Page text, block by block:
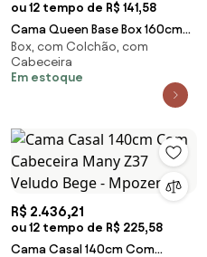
ou 12 tempo de R$ 141,58
Cama Queen Base Box 160cm
Many Z37 Sintético Caramelo -
Mpozenato
Box, com Colchão, com
Cabeceira
Em estoque
R$ 2.436,21
ou 12 tempo de R$ 225,58
Cama Casal 140cm Com